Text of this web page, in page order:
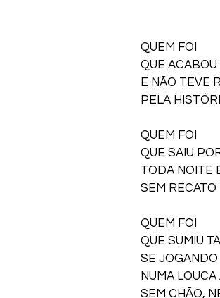
QUEM FOI
QUE
E NÃO TEVE
PELA
QUEM FOI
QUE SAIU
TODA NOITE
SEM
QUEM FOI
QUE SUMIU
SE
NUMA
SEM CHÃO,